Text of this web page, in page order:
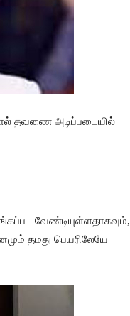
தவணை அடிப்படையில்
வேண்டியுள்ளதாகவும்,
தமது பெயரிலேயே